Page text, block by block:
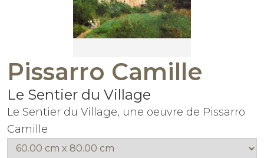
Pissarro Camille
Le Sentier du Village
Le Sentier du Village, une oeuvre de Pissarro
Camille